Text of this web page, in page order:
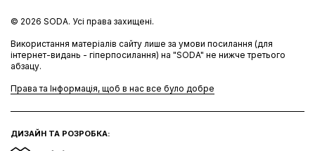
© 2026 SODA. Усі права захищені.
Використання матеріалів сайту лише за умови посилання (для
інтернет-видань - гіперпосилання) на "SODA" не нижче третього
абзацу.
Права та Інформація, щоб в нас все було добре
ДИЗАЙН ТА РОЗРОБКА: